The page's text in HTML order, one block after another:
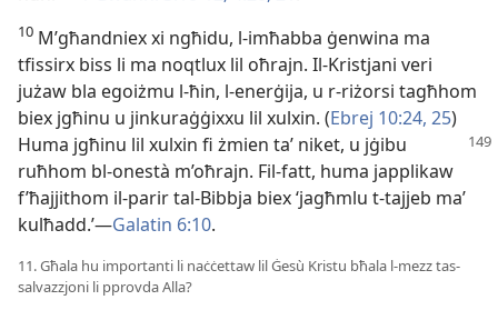
10 M’għandniex xi ngħidu, l-imħabba ġenwina ma
tfissirx biss li ma noqtlux lil oħrajn. Il-Kristjani veri
jużaw bla egoiżmu l-ħin, l-enerġija, u r-riżorsi tagħhom
biex jgħinu u jinkuraġġixxu lil xulxin. (Ebrej 10:24, 25)
Huma jgħinu lil xulxin fi żmien taʼ niket, u jġibu
ruħhom bl-onestà m’oħrajn. Fil-fatt, huma japplikaw
f’ħajjithom il-parir tal-Bibbja biex ‘jagħmlu t-tajjeb maʼ
kulħadd.’—Galatin 6:10.
11. Għala hu importanti li naċċettaw lil Ġesù Kristu bħala l-mezz tas-
salvazzjoni li pprovda Alla?